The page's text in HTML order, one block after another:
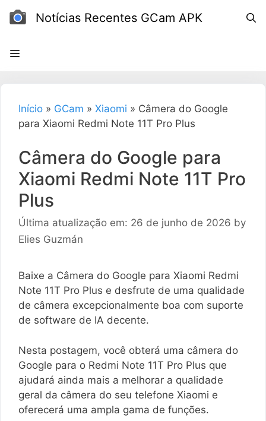
para
conteúdo
Notícias Recentes GCam APK
Início » GCam » Xiaomi » Câmera do Google
para Xiaomi Redmi Note 11T Pro Plus
Câmera do Google para
Xiaomi Redmi Note 11T Pro
Plus
Última atualização em: 26 de junho de 2026 by
Elies Guzmán
Baixe a Câmera do Google para Xiaomi Redmi
Note 11T Pro Plus e desfrute de uma qualidade
de câmera excepcionalmente boa com suporte
de software de IA decente.
Nesta postagem, você obterá uma câmera do
Google para o Redmi Note 11T Pro Plus que
ajudará ainda mais a melhorar a qualidade
geral da câmera do seu telefone Xiaomi e
oferecerá uma ampla gama de funções.